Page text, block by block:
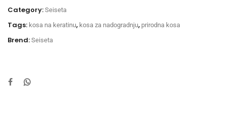
Category: Seiseta
Tags: kosa na keratinu, kosa za nadogradnju, prirodna kosa
Brend: Seiseta